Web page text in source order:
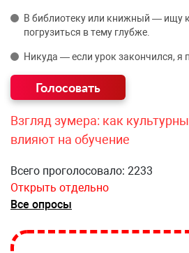
В библиотеку или книжный — ищу
погрузиться в тему глубже.
Никуда — если урок закончился, я
Взгляд зумера: как
влияют на обучение
Всего проголосовало: 2233
Открыть отдельно
Все опросы